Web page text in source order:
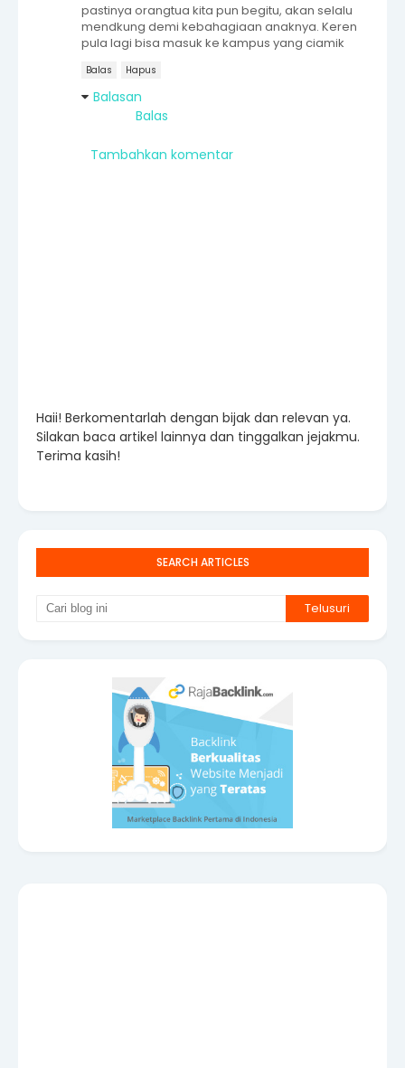
pastinya orangtua kita pun begitu, akan selalu
mendkung demi kebahagiaan anaknya. Keren
pula lagi bisa masuk ke kampus yang ciamik
Balas Hapus
Balasan
Balas
Tambahkan komentar
Haii! Berkomentarlah dengan bijak dan relevan ya.
Silakan baca artikel lainnya dan tinggalkan jejakmu.
Terima kasih!
SEARCH ARTICLES